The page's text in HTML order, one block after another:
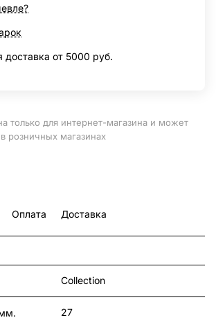
доставка от 5000 руб.
только для интернет-магазина и может
розничных магазинах
Оплата Доставка
Collection
27